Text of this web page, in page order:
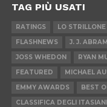
TAG PIÙ USATI
RATINGS LO STRILLONE
FLASHNEWS
J. J.
JOSS WHEDON
RYAN
FEATURED
MICHAEL
EMMY AWARDS
BEST
CLASSIFICA DEGLI ITASIANI